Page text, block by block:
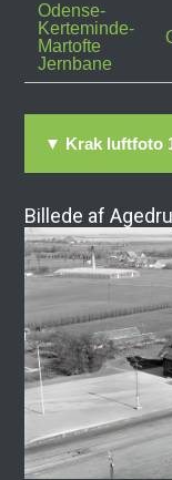
Odense-
Kerteminde-
Martofte
Jernbane
▼ Krak luftfoto
Billede af